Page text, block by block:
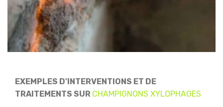
EXEMPLES D'INTERVENTIONS ET DE
TRAITEMENTS SUR CHAMPIGNONS XYLOPHAGES